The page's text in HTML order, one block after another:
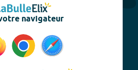
navigateur